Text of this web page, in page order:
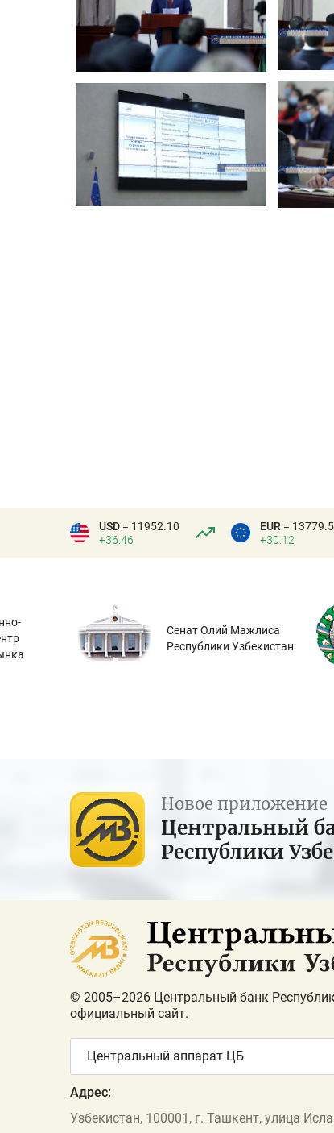
USD = 11952.10
+36.46
EUR =
+30.12
Сенат Олий Мажлиса
Республики Узбекистан
Новое приложение
Центральный
Республики
© 2005–2026 Центральный банк
официальный сайт.
Центральный аппарат ЦБ
Адрес:
Узбекистан, 100001, г. Ташкент, улица